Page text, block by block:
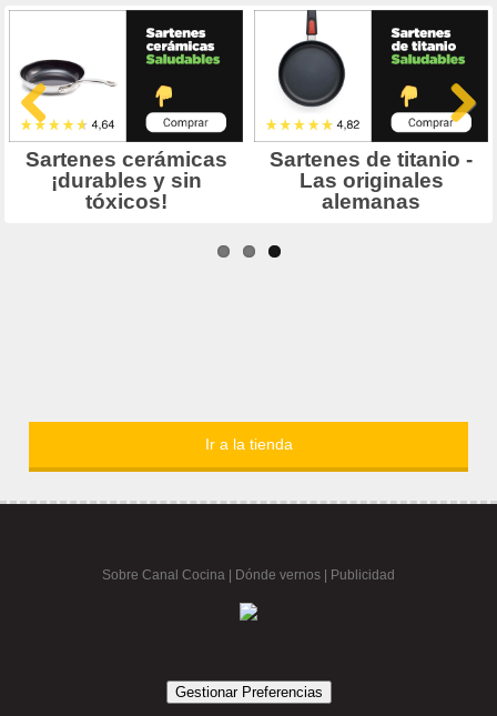
Ir a la tienda
Sobre Canal Cocina Dónde vernos | Publicidad
Gestionar Preferencias